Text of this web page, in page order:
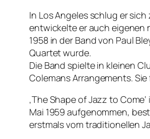
In Los Angeles schlug er
entwickelte er auch eigenen
1958 in der Band von Paul
Quartet wurde.
Die Band spielte in kleinen
Colemans Arrangements.
‚The Shape of Jazz to
Mai 1959 aufgenommen,
erstmals vom traditionellen